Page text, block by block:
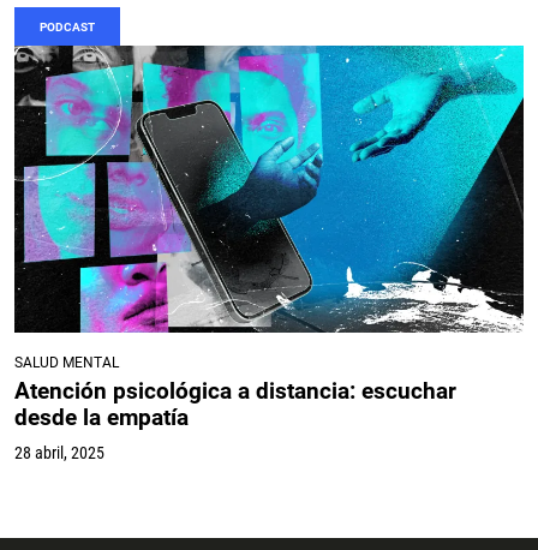
PODCAST
SALUD MENTAL
Atención psicológica a distancia: escuchar
desde la empatía
28 abril, 2025